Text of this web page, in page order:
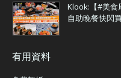
Klook:【#美食
自助晚餐快閃
有用資料